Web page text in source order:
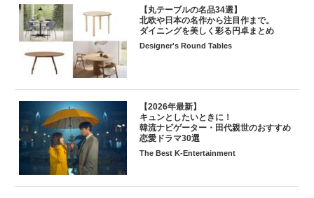
【丸テーブルの名品34選】
北欧や日本の名作から注目作まで。
ダイニングを美しく彩る円卓まとめ
Designer's Round Tables
【2026年最新】
キュンとしたいときに！
韓流ナビゲーター・田代親世のおすすめ
恋愛ドラマ30選
The Best K-Entertainment